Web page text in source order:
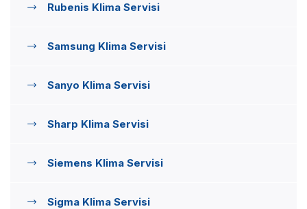
Rubenis Klima Servisi
Samsung Klima Servisi
Sanyo Klima Servisi
Sharp Klima Servisi
Siemens Klima Servisi
Sigma Klima Servisi